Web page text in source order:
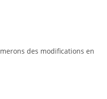
des modifications en